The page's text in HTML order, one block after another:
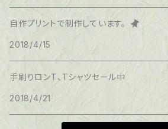
自作プリントで制作しています。
2018/4/15
手刷りロンT、Tシャツセール中
2018/4/21